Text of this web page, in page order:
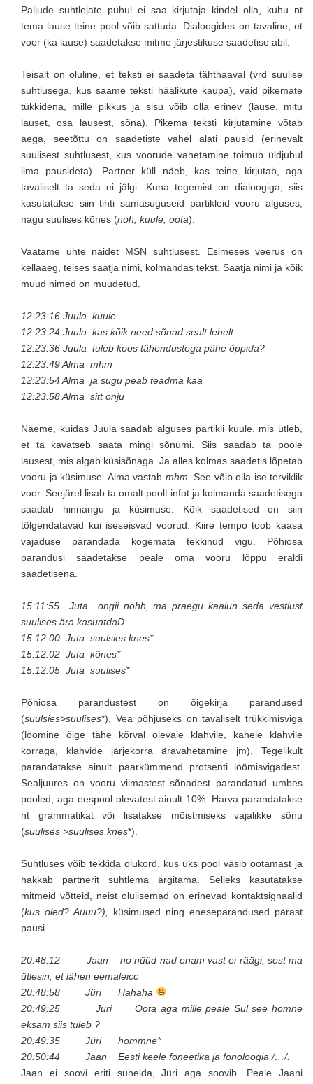
Paljude suhtlejate puhul ei saa kirjutaja kindel olla, kuhu nt
tema lause teine pool võib sattuda. Dialoogides on tavaline, et
voor (ka lause) saadetakse mitme järjestikuse saadetise abil.
Teisalt on oluline, et teksti ei saadeta tähthaaval (vrd suulise
suhtlusega, kus saame teksti häälikute kaupa), vaid pikemate
tükkidena, mille pikkus ja sisu võib olla erinev (lause, mitu
lauset, osa lausest, sõna). Pikema teksti kirjutamine võtab
aega, seetõttu on saadetiste vahel alati pausid (erinevalt
suulisest suhtlusest, kus voorude vahetamine toimub üldjuhul
ilma pausideta). Partner küll näeb, kas teine kirjutab, aga
tavaliselt ta seda ei jälgi. Kuna tegemist on dialoogiga, siis
kasutatakse siin tihti samasuguseid partikleid vooru alguses,
nagu suulises kõnes (noh, kuule, oota).
Vaatame ühte näidet MSN suhtlusest. Esimeses veerus on
kellaaeg, teises saatja nimi, kolmandas tekst. Saatja nimi ja kõik
muud nimed on muudetud.
12:23:16 Juula kuule
12:23:24 Juula kas kõik need sõnad sealt lehelt
12:23:36 Juula tuleb koos tähendustega pähe õppida?
12:23:49 Alma mhm
12:23:54 Alma ja sugu peab teadma kaa
12:23:58 Alma sitt onju
Näeme, kuidas Juula saadab alguses partikli kuule, mis ütleb,
et ta kavatseb saata mingi sõnumi. Siis saadab ta poole
lausest, mis algab küsisõnaga. Ja alles kolmas saadetis lõpetab
vooru ja küsimuse. Alma vastab mhm . See võib olla ise terviklik
voor. Seejärel lisab ta omalt poolt infot ja kolmanda saadetisega
saadab hinnangu ja küsimuse. Kõik saadetised on siin
tõlgendatavad kui iseseisvad voorud. Kiire tempo toob kaasa
vajaduse parandada kogemata tekkinud vigu. Põhiosa
parandusi saadetakse peale oma vooru lõppu eraldi
saadetisena.
15:11:55 Juta ongii nohh, ma praegu kaalun seda vestlust
suulises ära kasuatdaD:
15:12:00 Juta suulsies knes*
15:12:02 Juta kõnes*
15:12:05 Juta suulises*
Põhiosa parandustest on õigekirja parandused
(suulsies>suulises*). Vea põhjuseks on tavaliselt trükkimisviga
(löömine õige tähe kõrval olevale klahvile, kahele klahvile
korraga, klahvide järjekorra äravahetamine jm). Tegelikult
parandatakse ainult paarkümmend protsenti löömisvigadest.
Sealjuures on vooru viimastest sõnadest parandatud umbes
pooled, aga eespool olevatest ainult 10%. Harva parandatakse
nt grammatikat või lisatakse mõistmiseks vajalikke sõnu
(suulises >suulises knes*).
Suhtluses võib tekkida olukord, kus üks pool väsib ootamast ja
hakkab partnerit suhtlema ärgitama. Selleks kasutatakse
mitmeid võtteid, neist olulisemad on erinevad kontaktsignaalid
(kus oled? Auuu?),
küsimused ning eneseparandused pärast
pausi.
20:48:12 Jaan no nüüd nad enam vast ei räägi, sest ma
ütlesin, et lähen eemaleicc
20:48:58 Jüri Hahaha
20:49:25 Jüri Oota aga mille peale Sul see homne
eksam siis tuleb ?
20:49:35 Jüri hommne*
20:50:44 Jaan Eesti keele foneetika ja fonoloogia /…/.
Jaan ei soovi eriti suhelda, Jüri aga soovib. Peale Jaani